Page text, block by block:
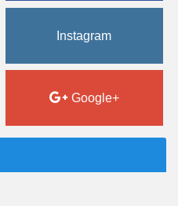
Instagram
Google+